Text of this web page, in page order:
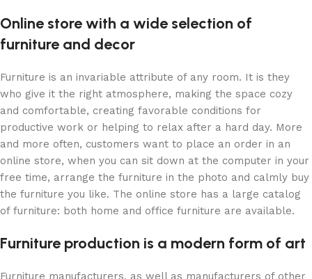
Online store with a wide selection of
furniture and decor
Furniture is an invariable attribute of any room. It is they
who give it the right atmosphere, making the space cozy
and comfortable, creating favorable conditions for
productive work or helping to relax after a hard day. More
and more often, customers want to place an order in an
online store, when you can sit down at the computer in your
free time, arrange the furniture in the photo and calmly buy
the furniture you like. The online store has a large catalog
of furniture: both home and office furniture are available.
Furniture production is a modern form of art
Furniture manufacturers, as well as manufacturers of other